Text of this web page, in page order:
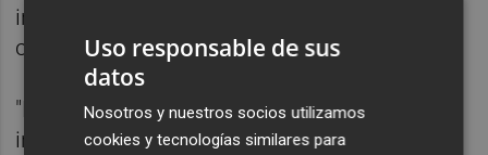
integradas en federaciones o
confederaciones de ámbito estatal.
"En consecuencia, la participación
institucional de las organizaciones
Uso responsable de sus
datos
Nosotros y nuestros socios utilizamos
cookies y tecnologías similares para